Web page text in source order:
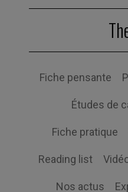
Fiche pensante
Études de
Fiche pratique
Reading list
Nos actus